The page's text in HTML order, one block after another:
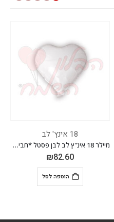
מיילר 18 אינ"ץ לב לבן פסטל *חבילה של 50 יח'*
18 אינץ' לב